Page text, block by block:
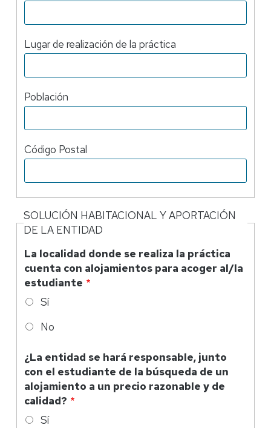
Lugar de realización de la práctica
Población
Código Postal
SOLUCIÓN HABITACIONAL Y APORTACIÓN
DE LA ENTIDAD
La localidad donde se realiza la práctica
cuenta con alojamientos para acoger al/la
estudiante
Sí
No
¿La entidad se hará responsable, junto
con el estudiante de la búsqueda de un
alojamiento a un precio razonable y de
calidad?
Sí